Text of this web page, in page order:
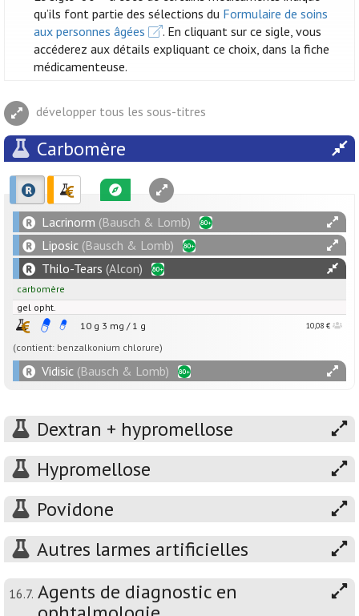
qu’ils font partie des sélections du Formulaire de soins
aux personnes âgées
. En cliquant sur ce sigle, vous
accéderez aux détails expliquant ce choix, dans la fiche
médicamenteuse.
développer tous les sous-titres
Carbomère
Lacrinorm (Bausch & Lomb)
Liposic (Bausch & Lomb)
Thilo-Tears (Alcon)
carbomère
gel opht.
10 g 3 mg / 1 g 10,08 €
(contient: benzalkonium chlorure)
Vidisic (Bausch & Lomb)
Dextran + hypromellose
Hypromellose
Povidone
Autres larmes artificielles
16.7. Agents de diagnostic en